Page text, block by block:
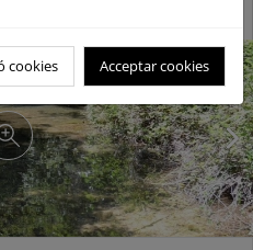
cookies Acceptar cookies